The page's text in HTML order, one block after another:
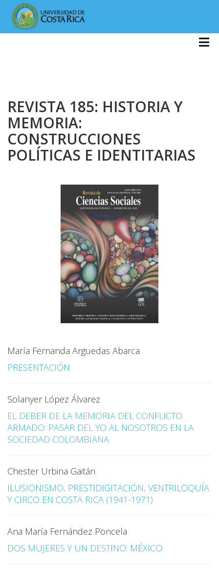
REVISTA 185: HISTORIA Y
MEMORIA:
CONSTRUCCIONES
POLÍTICAS E IDENTITARIAS
María Fernanda Arguedas Abarca
PRESENTACIÓN
Solanyer López Álvarez
EL DEBER DE LA MEMORIA DEL CONFLICTO
ARMADO: PASAR DEL YO AL NOSOTROS EN LA
SOCIEDAD COLOMBIANA
Chester Urbina Gaitán
ILUSIONISMO, PRESTIDIGITACIÓN, VENTRILOQUÍA
Y CIRCO EN COSTA RICA (1941-1971)
Ana María Fernández Poncela
DOS MUJERES Y UN DESTINO: MÉXICO